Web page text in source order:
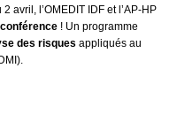
avril, l’OMEDIT IDF et l’AP-HP
! Un programme
des risques appliqués au